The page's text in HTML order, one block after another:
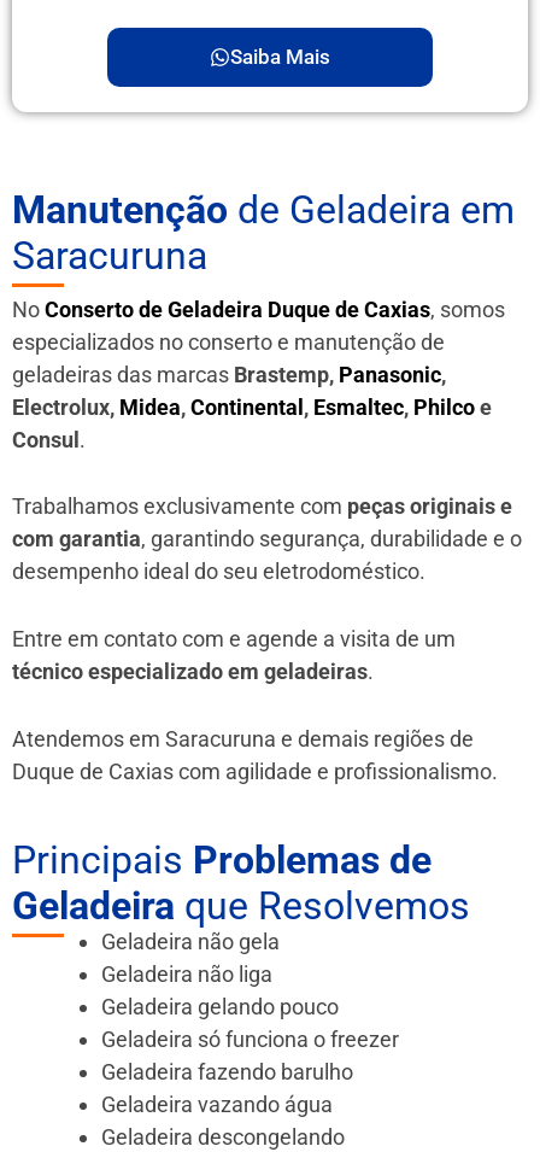
Saiba Mais
Manutenção de Geladeira em
Saracuruna
NoConserto de Geladeira Duque de Caxias, somos
especializados no conserto e manutenção de
geladeiras das marcas Brastemp, Panasonic,
Electrolux, Midea,Continental, Esmaltec, Philcoe
Consul.
Trabalhamos exclusivamente com peças originais e
com garantia, garantindo segurança, durabilidade e o
desempenho ideal do seu eletrodoméstico.
Entre em contato com e agende a visita de um
técnico especializado em geladeiras.
Atendemos em Saracuruna e demais regiões de
Duque de Caxiascom agilidade e profissionalismo.
Principais Problemas de
Geladeira que Resolvemos
Geladeira não gela
Geladeira não liga
Geladeira gelando pouco
Geladeira só funciona o freezer
Geladeira fazendo barulho
Geladeira vazando água
Geladeira descongelando